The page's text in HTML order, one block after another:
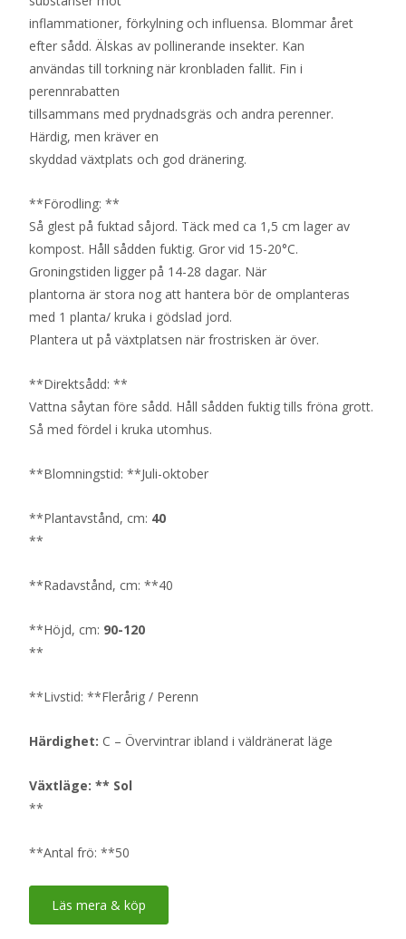
inflammationer, förkylning och influensa. Blommar året
efter sådd. Älskas av pollinerande insekter. Kan
användas till torkning när kronbladen fallit. Fin i
perennrabatten
tillsammans med prydnadsgräs och andra perenner.
Härdig, men kräver en
skyddad växtplats och god dränering.
**Förodling: **
Så glest på fuktad såjord. Täck med ca 1,5 cm lager av
kompost. Håll sådden fuktig. Gror vid 15-20°C.
Groningstiden ligger på 14-28 dagar. När
plantorna är stora nog att hantera bör de omplanteras
med 1 planta/ kruka i gödslad jord.
Plantera ut på växtplatsen när frostrisken är över.
**Direktsådd: **
Vattna såytan före sådd. Håll sådden fuktig tills fröna grott.
Så med fördel i kruka utomhus.
**Blomningstid: **Juli-oktober
**Plantavstånd, cm: 40
**
**Radavstånd, cm: **40
**Höjd, cm: 90-120
**
**Livstid: **Flerårig / Perenn
Härdighet: C – Övervintrar ibland i väldränerat läge
Växtläge: ** Sol
**
**Antal frö: **50
Läs mera & köp